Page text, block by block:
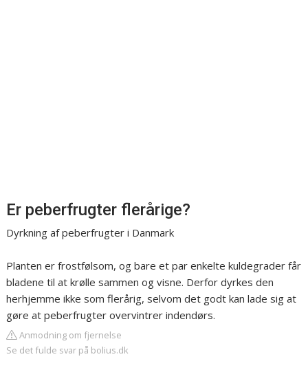
Er peberfrugter flerårige?
Dyrkning af peberfrugter i Danmark
Planten er frostfølsom, og bare et par enkelte kuldegrader får
bladene til at krølle sammen og visne. Derfor dyrkes den
herhjemme ikke som flerårig, selvom det godt kan lade sig at
gøre at peberfrugter overvintrer indendørs.
Anmodning om fjernelse
Se det fulde svar på bolius.dk